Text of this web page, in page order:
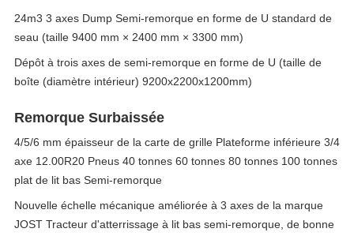
24m3 3 axes Dump Semi-remorque en forme de U standard de
seau (taille 9400 mm × 2400 mm × 3300 mm)
Dépôt à trois axes de semi-remorque en forme de U (taille de
boîte (diamètre intérieur) 9200x2200x1200mm)
Remorque Surbaissée
4/5/6 mm épaisseur de la carte de grille Plateforme inférieure 3/4
axe 12.00R20 Pneus 40 tonnes 60 tonnes 80 tonnes 100 tonnes
plat de lit bas Semi-remorque
Nouvelle échelle mécanique améliorée à 3 axes de la marque
JOST Tracteur d'atterrissage à lit bas semi-remorque, de bonne